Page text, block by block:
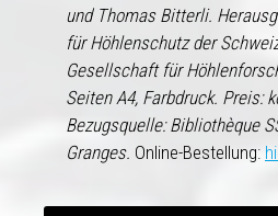
und Thomas Bitterli.
für Höhlenschutz der
Gesellschaft für
Seiten A4, Farbdruck. Preis:
Bezugsquelle: Bibliothèque
Granges. Online-Bestellung: